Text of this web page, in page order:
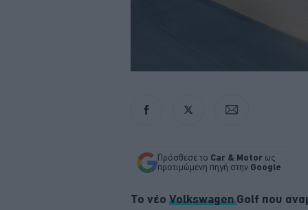
Πρόσθεσε το Car & Motor ως
προτιμώμενη πηγή στην Google
Το νέο VolkswagenGolf που